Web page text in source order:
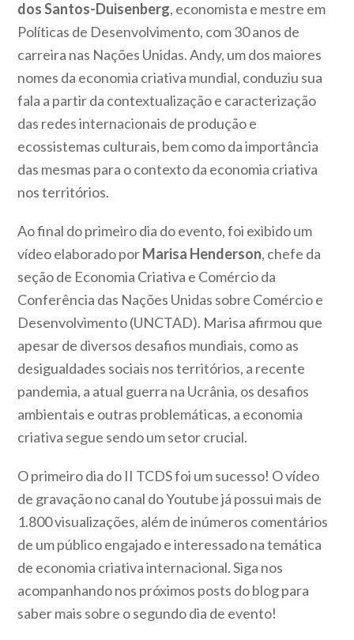
dos Santos-Duisenberg, economista e mestre em
Políticas de Desenvolvimento, com 30 anos de
carreira nas Nações Unidas. Andy, um dos maiores
nomes da economia criativa mundial, conduziu sua
fala a partir da contextualização e caracterização
das redes internacionais de produção e
ecossistemas culturais, bem como da importância
das mesmas para o contexto da economia criativa
nos territórios.
Ao final do primeiro dia do evento, foi exibido um
vídeo elaborado porMarisa Henderson, chefe da
seção de Economia Criativa e Comércio da
Conferência das Nações Unidas sobre Comércio e
Desenvolvimento (UNCTAD). Marisa afirmou que
apesar de diversos desafios mundiais, como as
desigualdades sociais nos territórios, a recente
pandemia, a atual guerra na Ucrânia, os desafios
ambientais e outras problemáticas, a economia
criativa segue sendo um setor crucial.
O primeiro dia do II TCDS foi um sucesso! O vídeo
de gravação no canal do Youtube já possui mais de
1.800 visualizações, além de inúmeros comentários
de um público engajado e interessado na temática
de economia criativa internacional. Siga nos
acompanhando nos próximos posts do blog para
saber mais sobre o segundo dia de evento!